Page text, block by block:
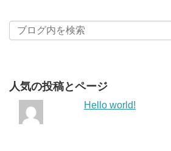
人気の投稿とページ
Hello world!